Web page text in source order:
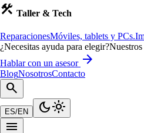
construction Taller & Tech
ReparacionesMóviles, tablets y PCs.
¿Necesitas ayuda para elegir?Nuestros
Hablar con un asesor arrow_forward
BlogNosotrosContacto
search
ES/EN dark_modelight_mode
menu